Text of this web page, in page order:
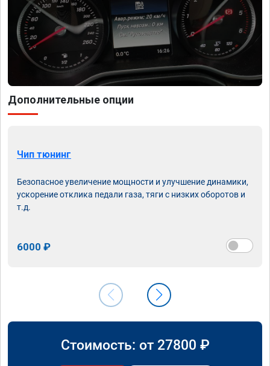
Дополнительные опции
Чип тюнинг
Безопасное увеличение мощности и улучшение динамики,
ускорение отклика педали газа, тяги с низких оборотов и
т.д.
6000 ₽
Стоимость: от 27800 ₽